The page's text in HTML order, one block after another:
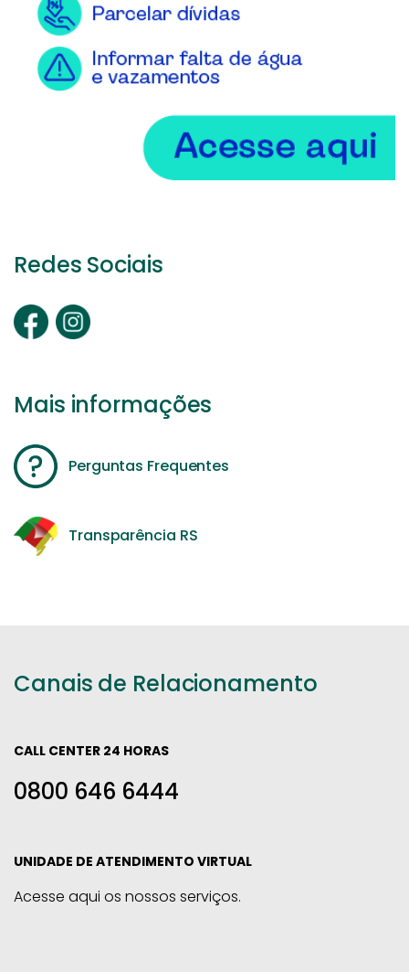
Redes Sociais
Mais informações
Perguntas Frequentes
Transparência RS
Canais de Relacionamento
CALL CENTER 24 HORAS
0800 646 6444
UNIDADE DE ATENDIMENTO VIRTUAL
Acesse aqui os nossos serviços.